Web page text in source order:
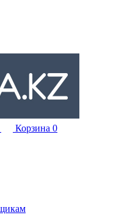
Корзина 0